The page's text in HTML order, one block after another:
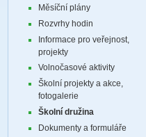
Měsíční plány
Rozvrhy hodin
Informace pro veřejnost,
projekty
Volnočasové aktivity
Školní projekty a akce,
fotogalerie
Školní družina
Dokumenty a formuláře